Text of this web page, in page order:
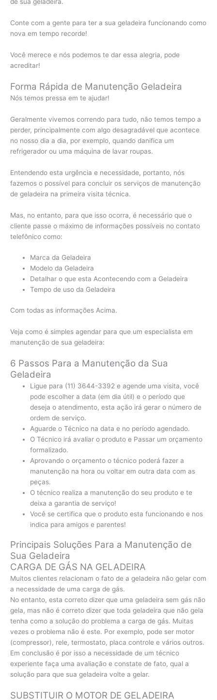
de sua geladeira.
Conte com a gente para ter a sua geladeira funcionando como
nova em tempo recorde!
Você merece e nós podemos te dar essa alegria, pode
acreditar!
Forma Rápida de Manutenção Geladeira
Nós temos pressa em te ajudar!
Geralmente vivemos correndo para tudo, não temos tempo a
perder, principalmente com algo desagradável que acontece
no nosso dia a dia, por exemplo, quando danifica um
refrigerador ou uma máquina de lavar roupas.
Entendendo esta urgência e necessidade, portanto, nós
fazemos o possível para concluir os serviços de manutenção
de geladeira na primeira visita técnica.
Mas, no entanto, para que isso ocorra, é necessário que o
cliente passe o máximo de informações possíveis no contato
telefônico como:
Marca da Geladeira
Modelo da Geladeira
Detalhar o que esta Acontecendo com a Geladeira
Tempo de uso da Geladeira
Com todas as informações Acima.
Veja como é simples agendar para que um especialista em
manutenção de sua geladeira:
6 Passos Para a Manutenção da Sua
Geladeira
Ligue para (11) 3644-3392 e agende uma visita, você
pode escolher a data (em dia útil) e o período que
deseja o atendimento, esta ação irá gerar o número de
ordem de serviço.
Aguarde o Técnico na data e no período agendado.
O Técnico irá avaliar o produto e Passar um orçamento
formalizado.
Aprovando o orçamento o técnico poderá fazer a
manutenção na hora ou voltar em outra data com as
peças.
O técnico realiza a manutenção do seu produto e te
deixa a garantia de serviço!
Você se certifica que o produto esta funcionando e nos
indica para amigos e parentes!
Principais Soluções Para a Manutenção de
Sua Geladeira
CARGA DE GÁS NA GELADEIRA
Muitos clientes relacionam o fato de a geladeira não gelar com
a necessidade de uma carga de gás.
No entanto, esta correto dizer que uma geladeira sem gás não
gela, mas não é correto dizer que toda geladeira que não gela
tenha como a solução do problema a carga de gás. Muitas
vezes o problema não é este. Por exemplo, pode ser motor
(compressor), rele, termostato, placa controle e vários outros.
Em conclusão é por isso a necessidade de um técnico
experiente faça uma avaliação e constate de fato, qual a
solução para que sua geladeira volte a gelar.
SUBSTITUIR O MOTOR DE GELADEIRA